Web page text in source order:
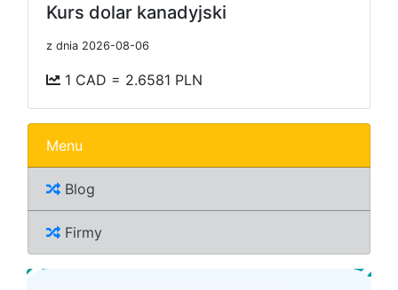
Kurs dolar kanadyjski
z dnia 2026-08-06
1 CAD = 2.6581 PLN
Menu
Blog
Firmy